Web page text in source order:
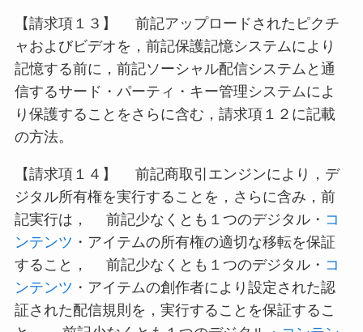
【請求項１３】 前記アップロードされたピクチ
ャおよびビデオを，前記保護記憶システムにより
記憶する前に，前記ソーシャル配信システムと通
信するサード・パーティ・キー管理システムによ
り保護することをさらに含む，請求項１２に記載
の方法。
【請求項１４】 前記商取引エンジンにより，デ
ジタル所有権を実行することを，さらに含み，前
記実行は， 前記少なくとも１つのデジタル・ コ
ンテンツ ・アイテムの所有権の適切な移転を保証
すること， 前記少なくとも１つのデジタル・ コ
ンテンツ ・アイテムの創作者により設定された認
証された配信規則を，実行することを保証するこ